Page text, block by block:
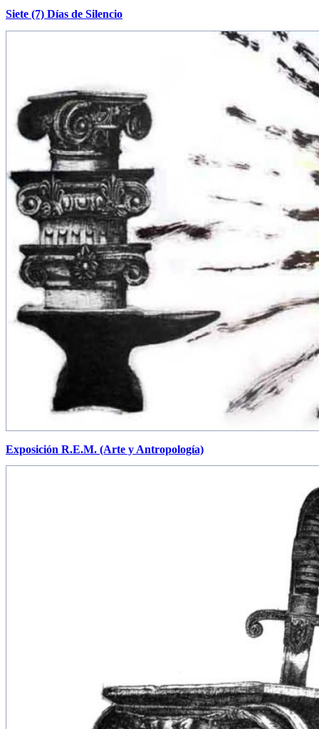
Siete (7) Días de Silencio
Exposición R.E.M. (Arte y Antropología)